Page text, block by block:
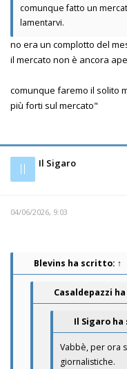
comunque fatto un
lamentarvi.
no era un complotto del
il mercato non è ancora
comunque faremo il solito
più forti sul mercato"
Il Il Sigaro
04/06/2026, 9:03
Blevins ha scritto: ↑
Casaldepazzi
Il Sigaro
Vabbè, per ora
giornalistiche.